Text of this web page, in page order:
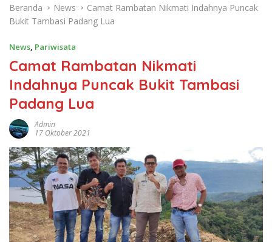
Beranda News
Camat Rambatan Nikmati Indahnya Puncak
Bukit Tambasi Padang Lua
News, Pariwisata
Camat Rambatan Nikmati
Indahnya Puncak Bukit Tambasi
Padang Lua
Admin
17 Oktober 2021